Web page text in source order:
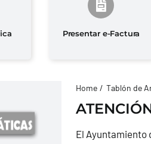
Presentar e-Factura
Home Tablón de
El Ayuntamiento